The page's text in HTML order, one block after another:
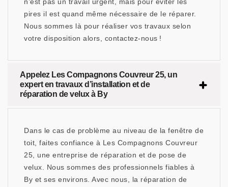
n’est pas un travail urgent, mais pour éviter les
pires il est quand même nécessaire de le réparer.
Nous sommes là pour réaliser vos travaux selon
votre disposition alors, contactez-nous !
Appelez Les Compagnons Couvreur 25, un
expert en travaux d’installation et de
réparation de velux à By
Dans le cas de problème au niveau de la fenêtre de
toit, faites confiance à Les Compagnons Couvreur
25, une entreprise de réparation et de pose de
velux. Nous sommes des professionnels fiables à
By et ses environs. Avec nous, la réparation de